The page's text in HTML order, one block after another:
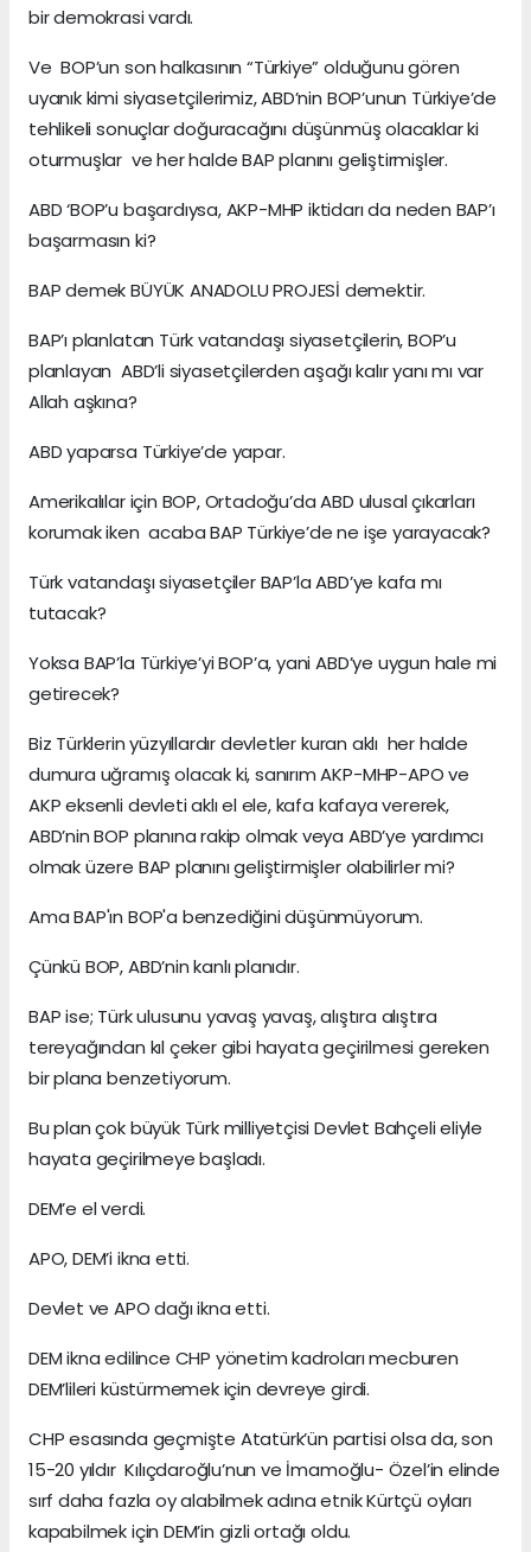
bir demokrasi vardı.
Ve BOP’un son halkasının “Türkiye” olduğunu gören
uyanık kimi siyasetçilerimiz, ABD’nin BOP’unun Türkiye’de
tehlikeli sonuçlar doğuracağını düşünmüş olacaklar ki
oturmuşlar ve her halde BAP planını geliştirmişler.
ABD ‘BOP’u başardıysa, AKP-MHP iktidarı da neden BAP’ı
başarmasın ki?
BAP demek BÜYÜK ANADOLU PROJESİ demektir.
BAP’ı planlatan Türk vatandaşı siyasetçilerin, BOP’u
planlayan ABD’li siyasetçilerden aşağı kalır yanı mı var
Allah aşkına?
ABD yaparsa Türkiye’de yapar.
Amerikalılar için BOP, Ortadoğu’da ABD ulusal çıkarları
korumak iken acaba BAP Türkiye’de ne işe yarayacak?
Türk vatandaşı siyasetçiler BAP’la ABD’ye kafa mı
tutacak?
Yoksa BAP’la Türkiye’yi BOP’a, yani ABD’ye uygun hale mi
getirecek?
Biz Türklerin yüzyıllardır devletler kuran aklı her halde
dumura uğramış olacak ki, sanırım AKP-MHP-APO ve
AKP eksenli devleti aklı el ele, kafa kafaya vererek,
ABD’nin BOP planına rakip olmak veya ABD’ye yardımcı
olmak üzere BAP planını geliştirmişler olabilirler mi?
Ama BAP'ın BOP'a benzediğini düşünmüyorum.
Çünkü BOP, ABD’nin kanlı planıdır.
BAP ise; Türk ulusunu yavaş yavaş, alıştıra alıştıra
tereyağından kıl çeker gibi hayata geçirilmesi gereken
bir plana benzetiyorum.
Bu plan çok büyük Türk milliyetçisi Devlet Bahçeli eliyle
hayata geçirilmeye başladı.
DEM’e el verdi.
APO, DEM’i ikna etti.
Devlet ve APO dağı ikna etti.
DEM ikna edilince CHP yönetim kadroları mecburen
DEM’lileri küstürmemek için devreye girdi.
CHP esasında geçmişte Atatürk’ün partisi olsa da, son
15-20 yıldır Kılıçdaroğlu’nun ve İmamoğlu- Özel’in elinde
sırf daha fazla oy alabilmek adına etnik Kürtçü oyları
kapabilmek için DEM’in gizli ortağı oldu.